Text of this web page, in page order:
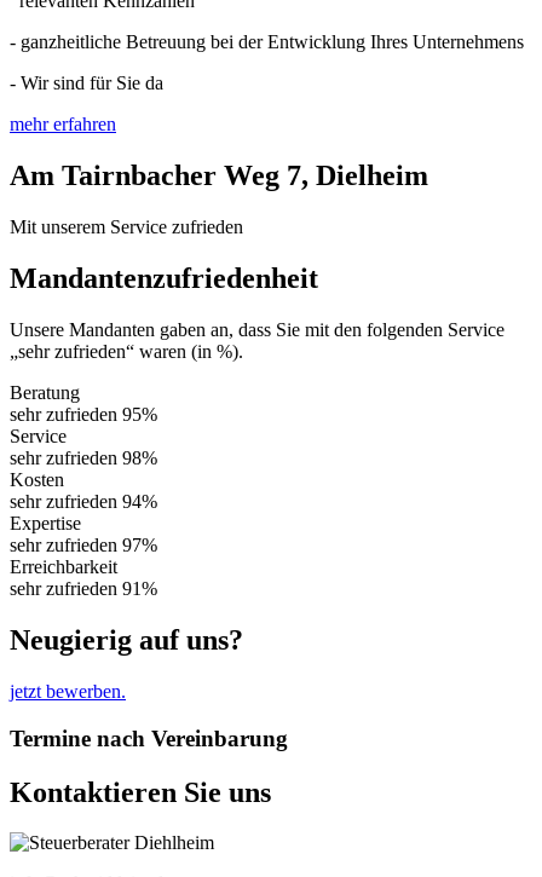
- ganzheitliche Betreuung bei der Entwicklung Ihres Unternehmens
- Wir sind für Sie da
mehr erfahren
Am Tairnbacher Weg 7, Dielheim
Mit unserem Service zufrieden
Mandantenzufriedenheit
Unsere Mandanten gaben an, dass Sie mit den folgenden Service
„sehr zufrieden“ waren (in %).
Beratung
sehr zufrieden 95%
Service
sehr zufrieden 98%
Kosten
sehr zufrieden 94%
Expertise
sehr zufrieden 97%
Erreichbarkeit
sehr zufrieden 91%
Neugierig auf uns?
jetzt bewerben.
Termine nach Vereinbarung
Kontaktieren Sie uns